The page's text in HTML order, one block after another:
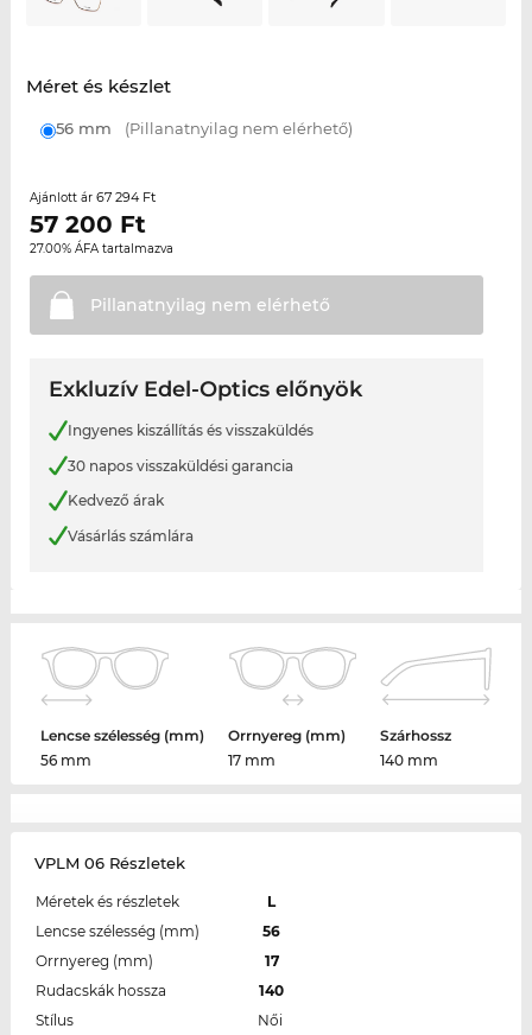
Méret és készlet
56 mm (Pillanatnyilag nem elérhető)
Ajánlott ár 67 294 Ft
57 200 Ft
27.00% ÁFA tartalmazva
Pillanatnyilag nem elérhető
Exkluzív Edel-Optics előnyök
Ingyenes kiszállítás és visszaküldés
30 napos visszaküldési garancia
Kedvező árak
Vásárlás számlára
Lencse szélesség (mm)
56 mm
Orrnyereg (mm)
17 mm
Szárhossz
140 mm
VPLM 06 Részletek
Méretek és részletek
L
Lencse szélesség (mm)
56
Orrnyereg (mm)
17
Rudacskák hossza
140
Stílus
Női